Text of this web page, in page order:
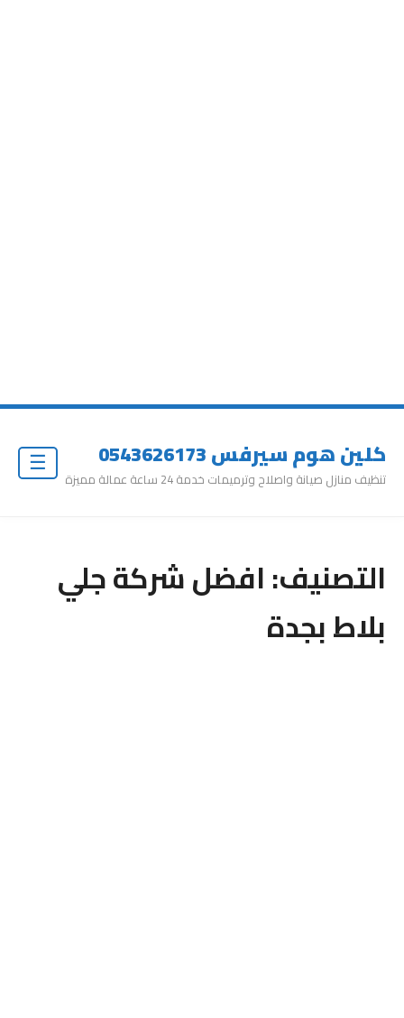
كلين هوم سيرفس 0543626173
تنظيف منازل صيانة واصلاح وترميمات خدمة 24 ساعة عمالة مميزة
التصنيف:افضل شركة جلي
بلاط بجدة